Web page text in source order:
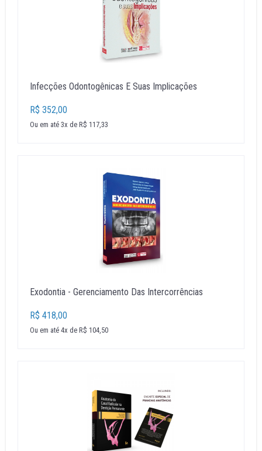
Infecções Odontogênicas E Suas Implicações
R$ 352,00
Ou em até 3x de R$ 117,33
Exodontia - Gerenciamento Das Intercorrências
R$ 418,00
Ou em até 4x de R$ 104,50